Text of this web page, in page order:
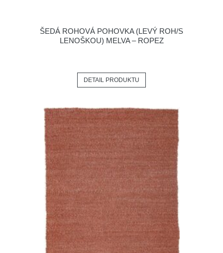
ŠEDÁ ROHOVÁ POHOVKA (LEVÝ ROH/S
LENOŠKOU) MELVA – ROPEZ
DETAIL PRODUKTU